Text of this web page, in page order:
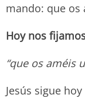
mando: que os
Hoy nos
“que os améis
Jesús sigue